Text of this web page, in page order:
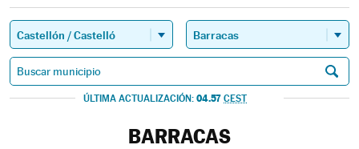
ÚLTIMA ACTUALIZACIÓN: 04.57 CEST
BARRACAS